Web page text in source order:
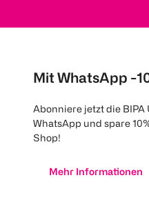
Mit WhatsApp -
Abonniere jetzt die BIPA
WhatsApp und spare
Shop!
Mehr Informationen